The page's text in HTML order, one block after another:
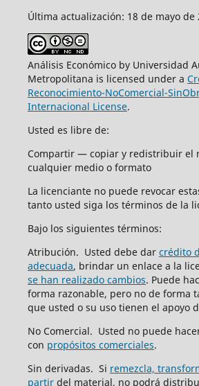
Última actualización: 18 de mayo de
Análisis Económico by Universidad
Metropolitana is licensed under a
Reconocimiento-NoComercial-
Internacional License.
Usted es libre de:
Compartir — copiar y redistribuir el
cualquier medio o formato
La licenciante no puede revocar
tanto usted siga los términos de la
Bajo los siguientes términos:
Atribución. Usted debe dar crédito
adecuada, brindar un enlace a la
se han realizado cambios. Puede
forma razonable, pero no de forma
que usted o su uso tienen el apoyo
No Comercial. Usted no puede
con propósitos comerciales.
Sin derivadas. Si remezcla,
partirdel material, no podrá